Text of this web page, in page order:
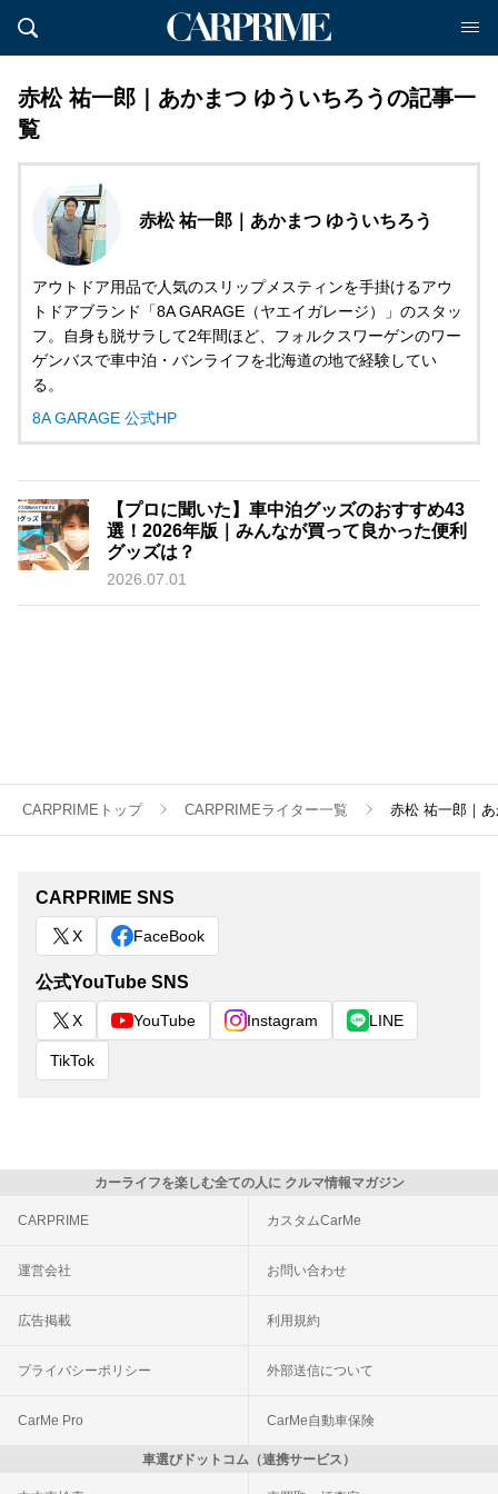
赤松 祐一郎｜あかまつ ゆういちろうの記事一
覧
赤松 祐一郎｜あかまつ ゆういちろう
アウトドア用品で人気のスリップメスティンを手掛けるアウ
トドアブランド「8A GARAGE（ヤエイガレージ）」のスタッ
フ。自身も脱サラして2年間ほど、フォルクスワーゲンのワー
ゲンバスで車中泊・バンライフを北海道の地で経験してい
る。
8A GARAGE 公式HP
【プロに聞いた】車中泊グッズのおすすめ43
選！2026年版｜みんなが買って良かった便利
グッズは？
2026.07.01
CARPRIMEトップ CARPRIMEライター一覧 赤松 祐一郎｜
CARPRIME SNS
X FaceBook
公式YouTube SNS
X YouTube Instagram LINE
TikTok
カーライフを楽しむ全ての人に クルマ情報マガジン
CARPRIME カスタムCarMe
運営会社 お問い合わせ
広告掲載 利用規約
プライバシーポリシー 外部送信について
CarMe Pro CarMe自動車保険
車選びドットコム（連携サービス）